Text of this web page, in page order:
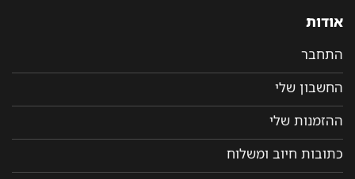
אודות
התחבר
החשבון שלי
ההזמנות שלי
כתובות חיוב ומשלוח